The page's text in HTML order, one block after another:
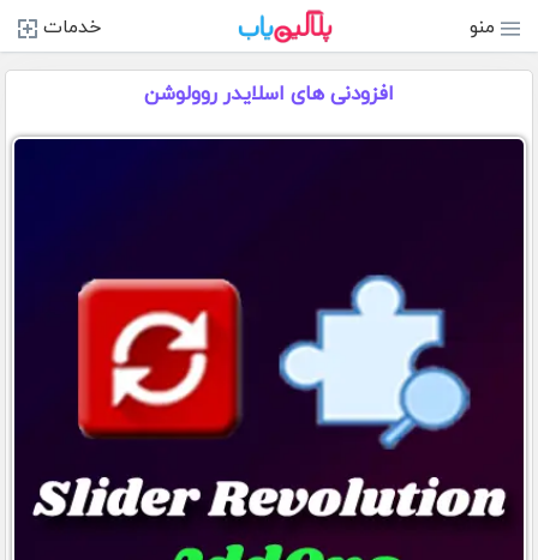
منو خدمات
افزودنی های اسلایدر روولوشن